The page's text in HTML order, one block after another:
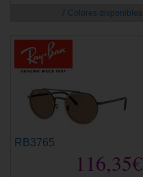
7 Colores disponibles
RB3765
116,35€